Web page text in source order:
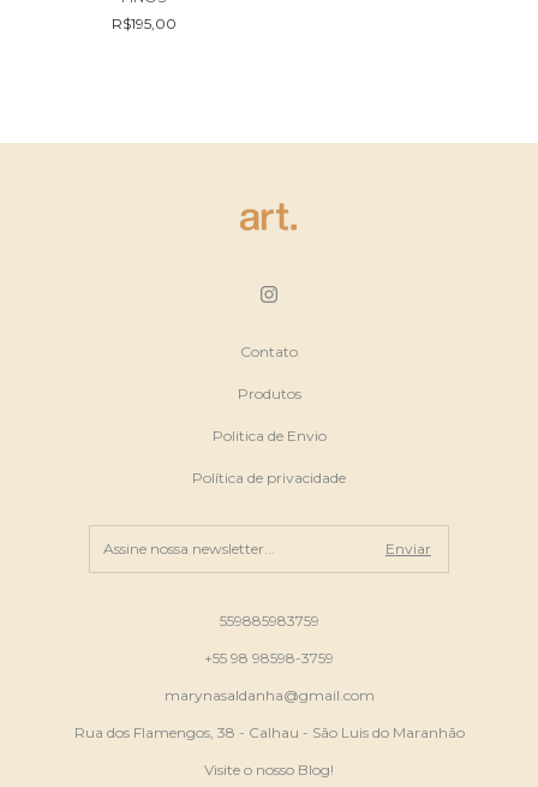
R$195,00
Contato
Produtos
Politica de Envio
Política de privacidade
559885983759
+55 98 98598-3759
marynasaldanha@gmail.com
Rua dos Flamengos, 38 - Calhau - São Luis do Maranhão
Visite o nosso Blog!